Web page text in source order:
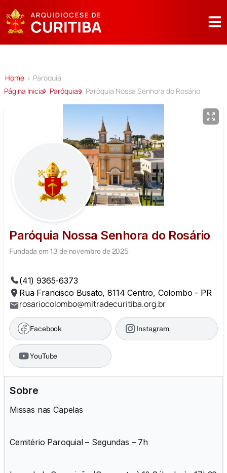
Home > Paróquia
Página Inicial Paróquias Paróquia Nossa Senhora do Rosário
Paróquia Nossa Senhora do Rosário
Fundada em 13 de novembro de 2025
(41) 9365-6373
Rua Francisco Busato, 8114 Centro, Colombo - PR
rosariocolombo@mitradecuritiba.org.br
Facebook Instagram
YouTube
Sobre
Missas nas Capelas
Cemitério Paroquial – Segundas – 7h